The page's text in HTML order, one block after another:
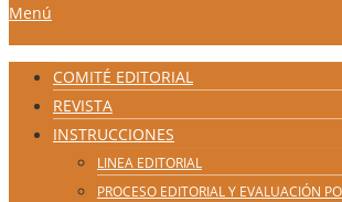
Menú
COMITÉ EDITORIAL
REVISTA
INSTRUCCIONES
LINEA EDITORIAL
PROCESO EDITORIAL Y EVALUACIÓN